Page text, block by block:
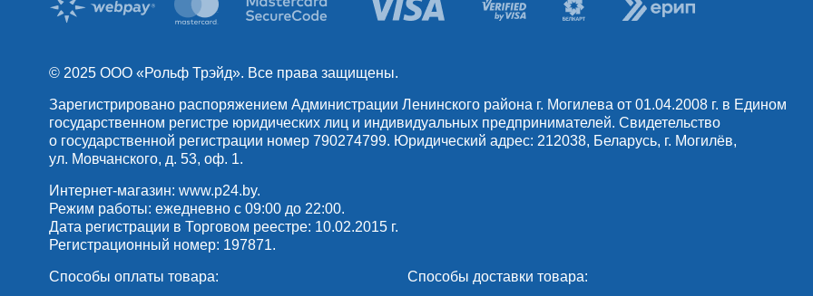
© 2025 OOO «Рольф Трэйд». Все права защищены.
Зарегистрировано распоряжением Администрации Ленинского района г. Могилева от 01.04.2008 г. в Едином
государственном регистре юридических лиц и индивидуальных предпринимателей. Свидетельство
о государственной регистрации номер 790274799. Юридический адрес: 212038, Беларусь, г. Могилёв,
ул. Мовчанского, д. 53, оф. 1.
Интернет-магазин: www.p24.by.
Режим работы: ежедневно с 09:00 до 22:00.
Дата регистрации в Торговом реестре: 10.02.2015 г.
Регистрационный номер: 197871.
Способы оплаты товара: Способы доставки товара: